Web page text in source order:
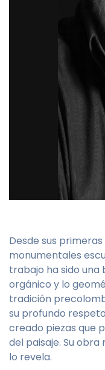
Desde sus
monumentales
trabajo ha sido una
orgánico y lo
tradición
su profundo
creado piezas que
del paisaje. Su
lo revela.